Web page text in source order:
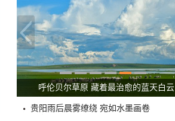
呼伦贝尔草原 藏着最治愈的蓝天白云
贵阳雨后晨雾缭绕 宛如水墨画卷